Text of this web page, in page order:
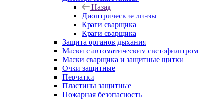
Назад
Диоптрические линзы
Краги сварщика
Краги сварщика
Защита органов дыхания
Маски с автоматическим светофильтром
Маски сварщика и защитные щитки
Очки защитные
Перчатки
Пластины защитные
Пожарная безопасность